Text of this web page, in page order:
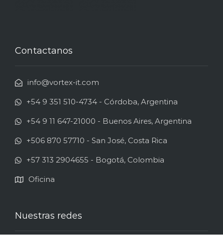
Contactanos
info@vortex-it.com
+54 9 351 510-4734 - Córdoba, Argentina
+54 9 11 647-21000 - Buenos Aires, Argentina
+506 870 57710 - San José, Costa Rica
+57 313 2904655 - Bogotá, Colombia
Oficina
Nuestras redes